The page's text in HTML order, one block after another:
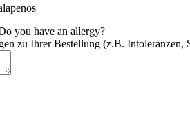
you have an allergy?
zu Ihrer Bestellung (z.B. Intoleranzen,